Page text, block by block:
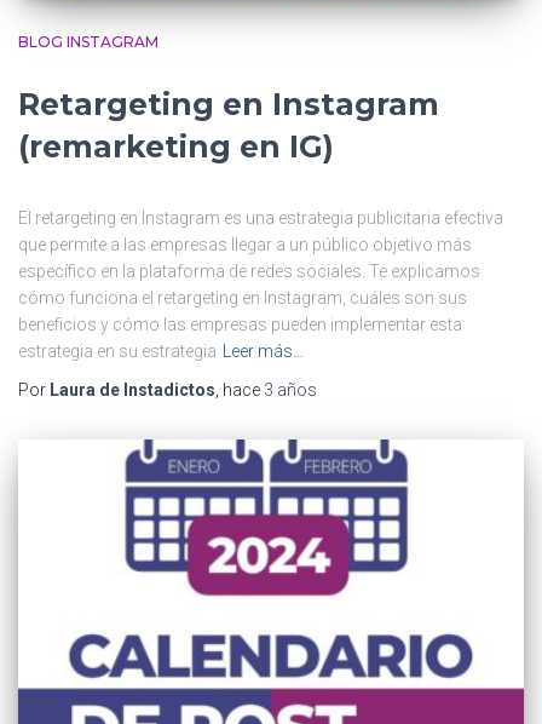
BLOG INSTAGRAM
Retargeting en Instagram
(remarketing en IG)
El retargeting en Instagram es una estrategia publicitaria efectiva
que permite a las empresas llegar a un público objetivo más
específico en la plataforma de redes sociales. Te explicamos
cómo funciona el retargeting en Instagram, cuáles son sus
beneficios y cómo las empresas pueden implementar esta
estrategia en su estrategia Leer más…
Por Laura de Instadictos , hace 3 años